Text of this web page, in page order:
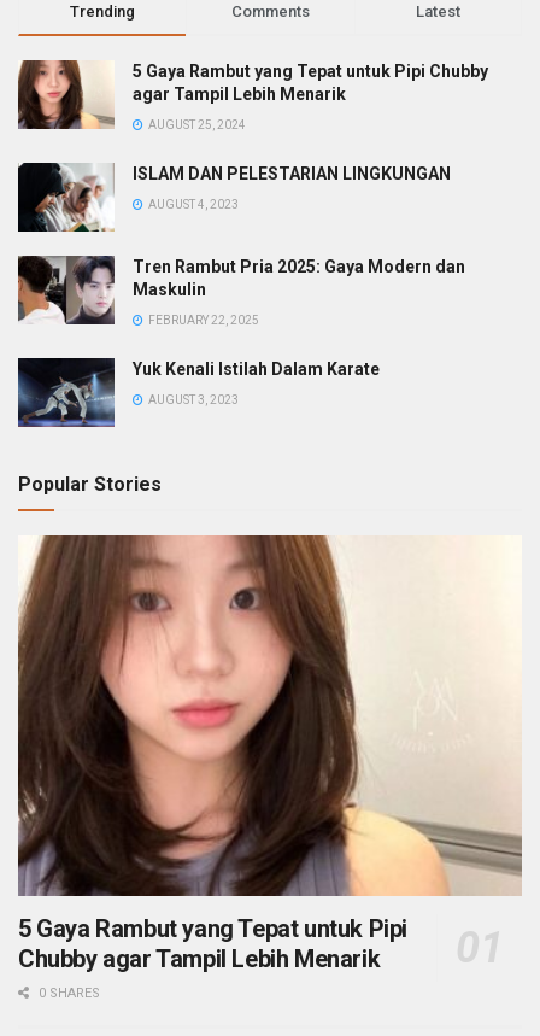
Trending Comments Latest
5 Gaya Rambut yang Tepat untuk Pipi Chubby
agar Tampil Lebih Menarik
AUGUST 25, 2024
ISLAM DAN PELESTARIAN LINGKUNGAN
AUGUST 4, 2023
Tren Rambut Pria 2025: Gaya Modern dan
Maskulin
FEBRUARY 22, 2025
Yuk Kenali Istilah Dalam Karate
AUGUST 3, 2023
Popular Stories
5 Gaya Rambut yang Tepat untuk Pipi
Chubby agar Tampil Lebih Menarik
0 SHARES